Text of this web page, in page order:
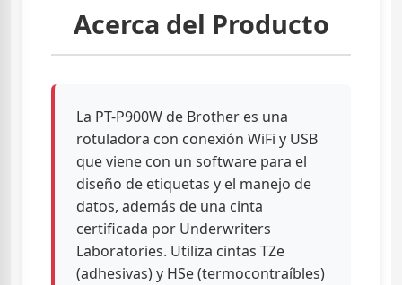
Acerca del Producto
La PT-P900W de Brother es una
rotuladora con conexión WiFi y USB
que viene con un software para el
diseño de etiquetas y el manejo de
datos, además de una cinta
certificada por Underwriters
Laboratories. Utiliza cintas TZe
(adhesivas) y HSe (termocontraíbles)